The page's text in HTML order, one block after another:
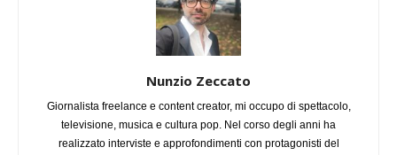
Nunzio Zeccato
Giornalista freelance e content creator, mi occupo di spettacolo,
televisione, musica e cultura pop. Nel corso degli anni ha
realizzato interviste e approfondimenti con protagonisti del